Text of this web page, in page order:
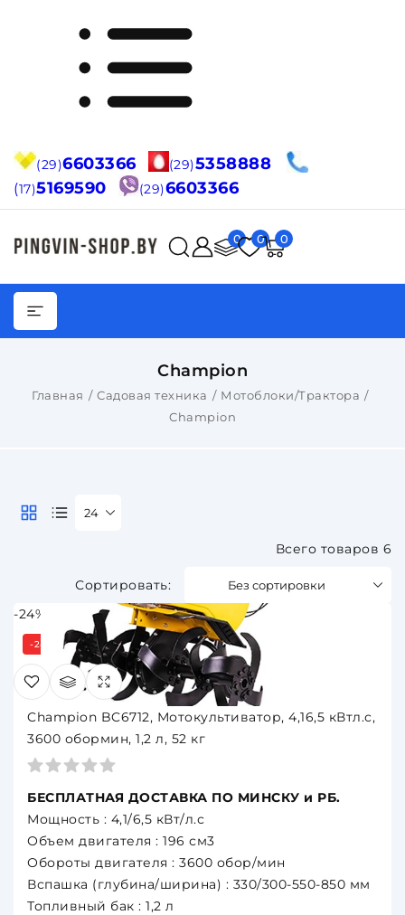
(29)6603366 (29)5358888
(17)5169590 (29)6603366
0 0 0
Champion
Главная Садовая техника
Мотоблоки/Трактора
Champion
Без сортировки
Всего товаров 6
24
-24%
-24%
Champion BC6712, Мотокультиватор, 4,16,5 кВтл.с,
3600 обормин, 1,2 л, 52 кг
БЕСПЛАТНАЯ ДОСТАВКА ПО МИНСКУ и РБ.
Мощность : 4,1/6,5 кВт/л.с
Объем двигателя : 196 см3
Обороты двигателя : 3600 обор/мин
Вспашка (глубина/ширина) : 330/300-550-850 мм
Топливный бак : 1,2 л